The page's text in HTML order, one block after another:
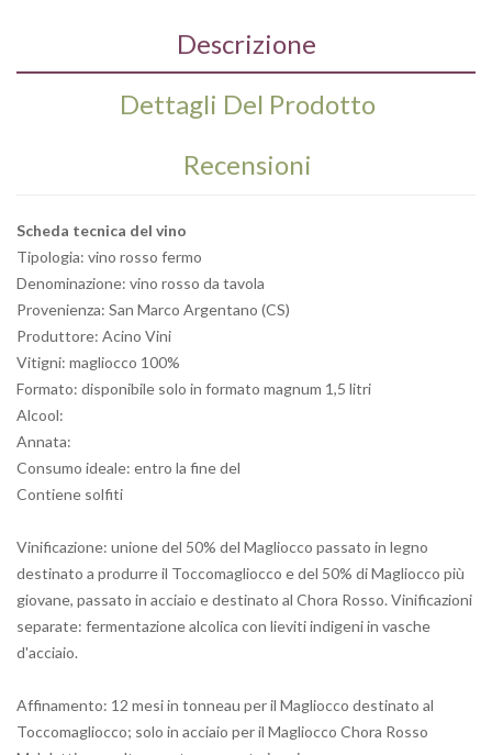
Descrizione
Dettagli Del Prodotto
Recensioni
Scheda tecnica del vino
Tipologia: vino rosso fermo
Denominazione: vino rosso da tavola
Provenienza: San Marco Argentano (CS)
Produttore: Acino Vini
Vitigni: magliocco 100%
Formato: disponibile solo in formato magnum 1,5 litri
Alcool:
Annata:
Consumo ideale: entro la fine del
Contiene solfiti
Vinificazione: unione del 50% del Magliocco passato in legno
destinato a produrre il Toccomagliocco e del 50% di Magliocco più
giovane, passato in acciaio e destinato al Chora Rosso. Vinificazioni
separate: fermentazione alcolica con lieviti indigeni in vasche
d'acciaio.
Affinamento: 12 mesi in tonneau per il Magliocco destinato al
Toccomagliocco; solo in acciaio per il Magliocco Chora Rosso